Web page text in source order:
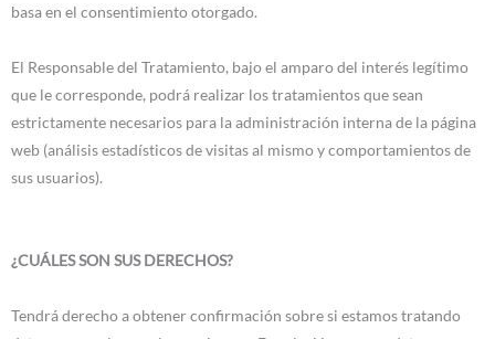
basa en el consentimiento otorgado.
El Responsable del Tratamiento, bajo el amparo del interés legítimo
que le corresponde, podrá realizar los tratamientos que sean
estrictamente necesarios para la administración interna de la página
web (análisis estadísticos de visitas al mismo y comportamientos de
sus usuarios).
¿CUÁLES SON SUS DERECHOS?
Tendrá derecho a obtener confirmación sobre si estamos tratando